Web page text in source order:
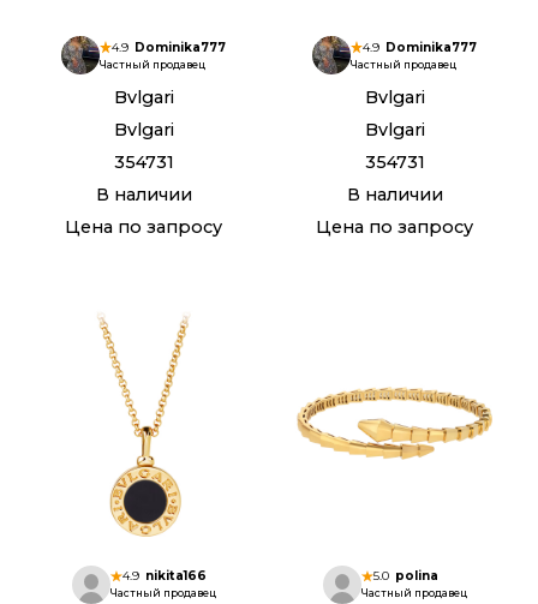
4.9 Dominika777
Частный продавец
Bvlgari
Bvlgari
354731
В наличии
Цена по запросу
4.9 Dominika777
Частный продавец
Bvlgari
Bvlgari
354731
В наличии
Цена по запросу
4.9 nikita166
Частный продавец
5.0 polina
Частный продавец